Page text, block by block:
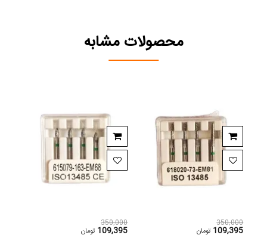
محصولات مشابه
350,000
109,395 تومان
350,000
109,395 تومان